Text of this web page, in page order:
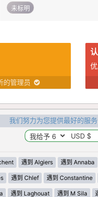
未标明
的管理员
我们努力为您提供最好的服
遇到 Algiers 遇到 Annaba
遇到 Chlef 遇到 Constantine
遇到 Laghouat 遇到 M Sila